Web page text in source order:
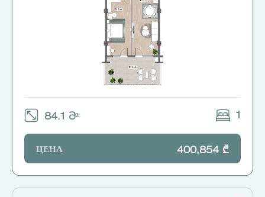
84.1 Მ² 1
ЦЕНА 400,854 ₾